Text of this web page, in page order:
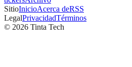
SitioInicioAcerca deRSS
LegalPrivacidadTérminos
© 2026 Tinta Tech